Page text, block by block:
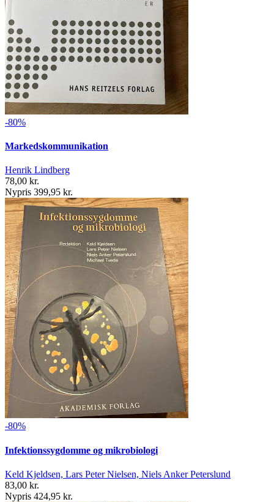
-80%
Markedskommunikation
Henrik Lindberg
78,00 kr.
Nypris 399,95 kr.
-80%
Infektionssygdomme og mikrobiologi
Keld Kjeldsen, Lars Peter Nielsen, Niels Anker Peterslund
83,00 kr.
Nypris 424,95 kr.